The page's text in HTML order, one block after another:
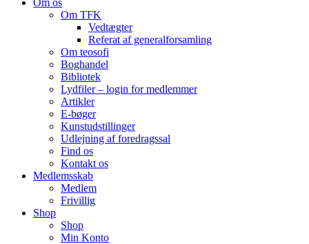
Om os
Om TFK
Vedtægter
Referat af generalforsamling
Om teosofi
Boghandel
Bibliotek
Lydfiler – login for medlemmer
Artikler
E-bøger
Kunstudstillinger
Udlejning af foredragssal
Find os
Kontakt os
Medlemsskab
Medlem
Frivillig
Shop
Shop
Min Konto